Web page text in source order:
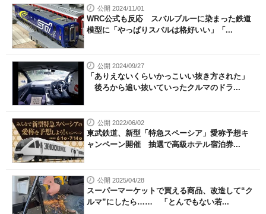
公開 2024/11/01
WRC公式も反応 スバルブルーに染まった鉄道
模型に「やっぱりスバルは格好いい」「...
公開 2024/09/27
「ありえないくらいかっこいい抜き方された」
後ろから追い抜いていったクルマのドラ...
公開 2022/06/02
東武鉄道、新型「特急スペーシア」愛称予想キ
ャンペーン開催 抽選で高級ホテル宿泊券...
公開 2025/04/28
スーパーマーケットで買える商品、改造して“ク
ルマ”にしたら…… 「とんでもない若...